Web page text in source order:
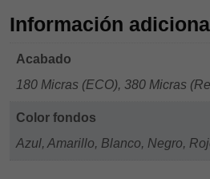
Información
Acabado
180 Micras (ECO), 380 Micras
Color fondos
Azul, Amarillo, Blanco, Negro,